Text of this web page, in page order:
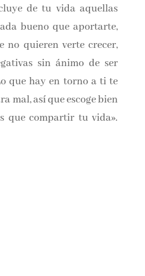
energía, que te
ti, que te admiren por
aprecien el ser que
aquellas personas
que aportarte, aquellas
verte crecer, aquellas
ánimo de ser feliz y de
en torno a ti te influirá